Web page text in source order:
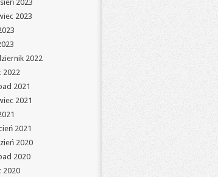
2023
2023
2022
2022
2021
2021
2021
2020
2020
2020